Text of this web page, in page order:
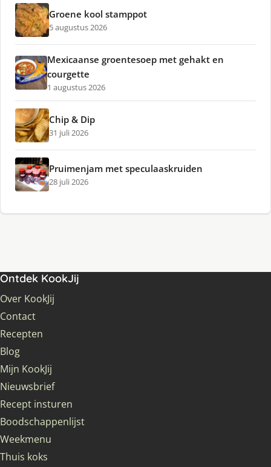
Groene kool stamppot
5 augustus 2026
Mexicaanse groentesoep met gehakt en
courgette
1 augustus 2026
Chip & Dip
31 juli 2026
Pruimenjam met speculaaskruiden
28 juli 2026
Ontdek KookJij
Over KookJij
Contact
Recepten
Blog
Mijn KookJij
Nieuwsbrief
Recept insturen
Boodschappenlijst
Weekmenu
Thuis koks